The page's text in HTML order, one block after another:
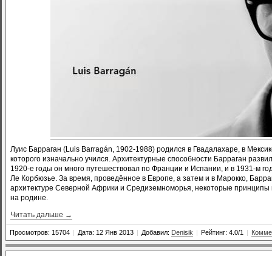
Луис Барраган (Luis Barragán, 1902-1988) родился в Гвадалахаре, в
которого изначально учился. Архитектурные способности Барраган
1920-е годы он много путешествовал по Франции и Испании, и в 1931-м
Ле Корбюзье. За время, проведённое в Европе, а затем и в Марокко,
архитектуре Северной Африки и Средиземноморья, некоторые
на родине.
Читать дальше →
Просмотров: 15704 | Дата: 12 Янв 2013 | Добавил: Denisik | Рейтинг: 4.0/1 |